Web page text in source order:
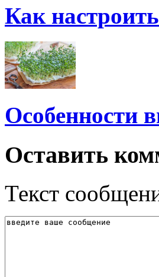
Как
Особенности
Оставить
Текст